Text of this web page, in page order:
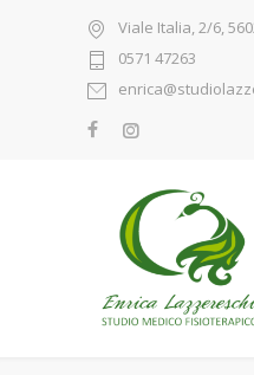
Viale Italia, 2/6,
0571 47263